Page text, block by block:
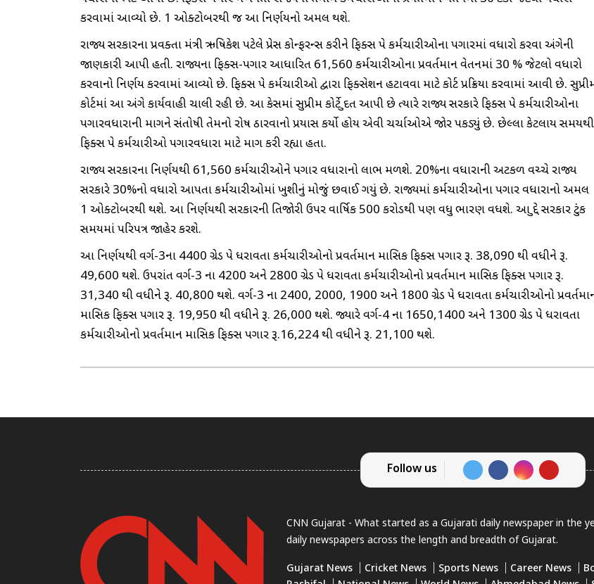
કરવામાં આવ્યો છે. 1 ઓક્ટોબરથી જ આ નિર્ણયનો અમલ થશે.
રાજ્ય સરકારના પ્રવક્તા મંત્રી ઋષિકેશ પટેલે પ્રેસ કોન્ફરન્સ કરીને ફિક્સ પે કર્મચારીઓના પગારમાં વધારો કરવા અંગેની
જાણકારી આપી હતી. રાજ્યના ફિક્સ-પગાર આધારિત 61,560 કર્મચારીઓના પ્રવર્તમાન વેતનમાં 30 % જેટલો વધારો
કરવાનો નિર્ણય કરવામાં આવ્યો છે. ફિક્સ પે કર્મચારીઓ દ્વારા ફિક્સેશન હટાવવા માટે કોર્ટ પ્રક્રિયા કરવામાં આવી છે.
કોર્ટમાં આ અંગે કાર્યવાહી ચાલી રહી છે. આ કેસમાં સુપ્રીમ કોર્ટે મુદત આપી છે ત્યારે રાજ્ય સરકારે ફિક્સ પે કર્મચારીઓના
પગારવધારાની માગને સંતોષી તેમનો રોષ ઠારવાનો પ્રયાસ કર્યો હોય એવી ચર્ચાઓએ જોર પકડ્યું છે. છેલ્લા કેટલાય સમયથી
ફિક્સ પે કર્મચારીઓ પગારવધારા માટે માગ કરી રહ્યા હતા.
રાજ્ય સરકારના નિર્ણયથી 61,560 કર્મચારીઓને પગાર વધારાનો લાભ મળશે. 20%ના વધારાની અટકળ વચ્ચે રાજ્ય
સરકારે 30%નો વધારો આપતા કર્મચારીઓમાં ખુશીનું મોજું છવાઈ ગયું છે. રાજ્યમાં કર્મચારીઓના પગાર વધારાનો અમલ
1 ઓક્ટોબરથી થશે. આ નિર્ણયથી સરકારની તિજોરી ઉપર વાર્ષિક 500 કરોડથી પણ વધુ ભારણ વધશે. આ મુદ્દે સરકાર ટુંક
સમયમાં પરિપત્ર જાહેર કરશે.
આ નિર્ણયથી વર્ગ-3ના 4400 ગ્રેડ પે ધરાવતા કર્મચારીઓનો પ્રવર્તમાન માસિક ફિક્સ પગાર રૂ. 38,090 થી વધીને રૂ.
49,600 થશે. ઉપરાંત વર્ગ-3 ના 4200 અને 2800 ગ્રેડ પે ધરાવતા કર્મચારીઓનો પ્રવર્તમાન માસિક ફિક્સ પગાર રૂ.
31,340 થી વધીને રૂ. 40,800 થશે. વર્ગ-3 ના 2400, 2000, 1900 અને 1800 ગ્રેડ પે ધરાવતા કર્મચારીઓનો
માસિક ફિક્સ પગાર રૂ. 19,950 થી વધીને રૂ. 26,000 થશે. જ્યારે વર્ગ-4 ના 1650,1400 અને 1300 ગ્રેડ પે ધરાવતા
કર્મચારીઓનો પ્રવર્તમાન માસિક ફિક્સ પગાર રૂ.16,224 થી વધીને રૂ. 21,100 થશે.
Follow us
CNN Gujarat - What started as a Gujarati daily newspaper in the
daily newspapers across the length and breadth of Gujarat.
Gujarat News Cricket News Sports News Career News